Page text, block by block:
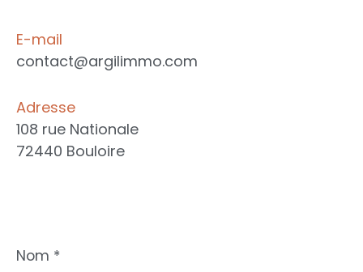
E-mail
contact@argilimmo.com
Adresse
108 rue Nationale
72440 Bouloire
*